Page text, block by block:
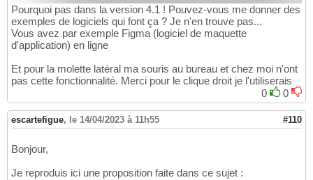
Pourquoi pas dans la version 4.1 ! Pouvez-vous me donner des
exemples de logiciels qui font ça ? Je n'en trouve pas...
Vous avez par exemple Figma (logiciel de maquette
d'application) en ligne
Et pour la molette latéral ma souris au bureau et chez moi n'ont
pas cette fonctionnalité. Merci pour le clique droit je l'utiliserais
0
0
escartefigue, le 14/04/2023 à 11h55 #110
Bonjour,
Je reproduis ici une proposition faite dans ce sujet :